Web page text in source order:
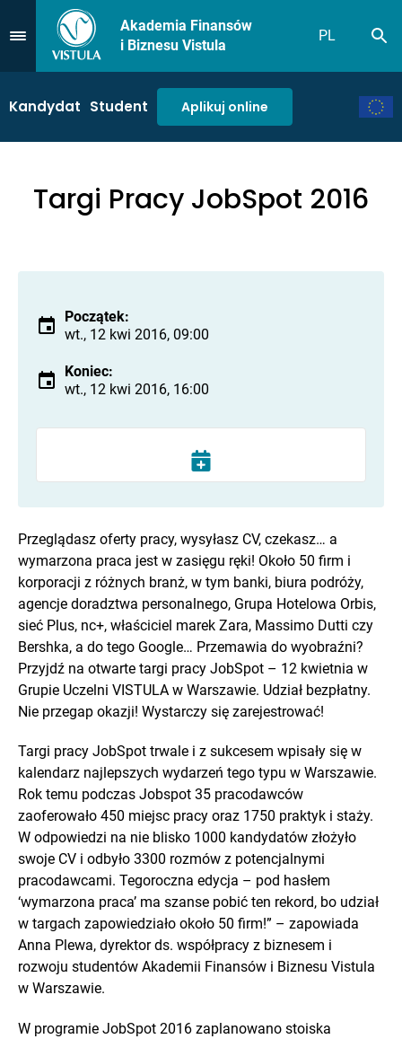
Przejdź do Menu
Akademia Finansów
i Biznesu Vistula
PL
Kandydat Student Aplikuj online
Targi Pracy JobSpot 2016
Początek:
wt., 12 kwi 2016, 09:00
Koniec:
wt., 12 kwi 2016, 16:00
Przeglądasz oferty pracy, wysyłasz CV, czekasz… a
wymarzona praca jest w zasięgu ręki! Około 50 firm i
korporacji z różnych branż, w tym banki, biura podróży,
agencje doradztwa personalnego, Grupa Hotelowa Orbis,
sieć Plus, nc+, właściciel marek Zara, Massimo Dutti czy
Bershka, a do tego Google… Przemawia do wyobraźni?
Przyjdź na otwarte targi pracy JobSpot – 12 kwietnia w
Grupie Uczelni VISTULA w Warszawie. Udział bezpłatny.
Nie przegap okazji! Wystarczy się zarejestrować!
Targi pracy JobSpot trwale i z sukcesem wpisały się w
kalendarz najlepszych wydarzeń tego typu w Warszawie.
Rok temu podczas Jobspot 35 pracodawców
zaoferowało 450 miejsc pracy oraz 1750 praktyk i staży.
W odpowiedzi na nie blisko 1000 kandydatów złożyło
swoje CV i odbyło 3300 rozmów z potencjalnymi
pracodawcami. Tegoroczna edycja – pod hasłem
‘wymarzona praca’ ma szanse pobić ten rekord, bo udział
w targach zapowiedziało około 50 firm!” – zapowiada
Anna Plewa, dyrektor ds. współpracy z biznesem i
rozwoju studentów Akademii Finansów i Biznesu Vistula
w Warszawie.
W programie JobSpot 2016 zaplanowano stoiska